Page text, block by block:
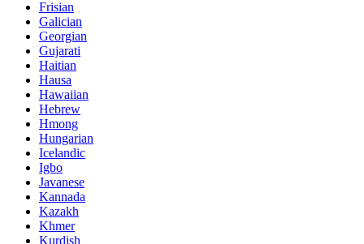
Frisian
Galician
Georgian
Gujarati
Haitian
Hausa
Hawaiian
Hebrew
Hmong
Hungarian
Icelandic
Igbo
Javanese
Kannada
Kazakh
Khmer
Kurdish